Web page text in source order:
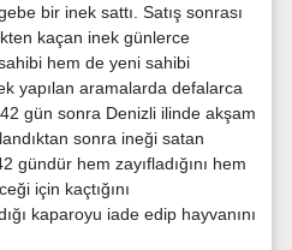
bir inek sattı. Satış sonrası
kaçan inek günlerce
hem de yeni sahibi
yapılan aramalarda defalarca
gün sonra Denizli ilinde akşam
sonra ineği satan
gündür hem zayıfladığını hem
için kaçtığını
kaparoyu iade edip hayvanını